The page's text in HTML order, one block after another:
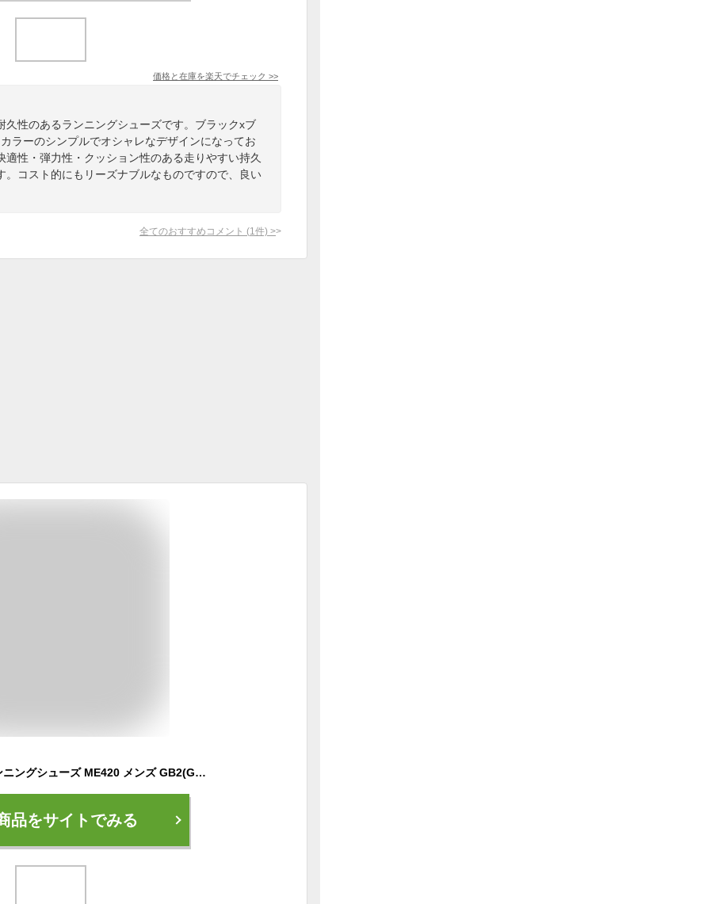
価格と在庫を楽天でチェック >>
久性のあるランニングシューズです。ブラックxブ
ラーのシンプルでオシャレなデザインになってお
性・弾力性・クッション性のある走りやすい持久
。コスト的にもリーズナブルなものですので、良い
全てのおすすめコメント (1 件) >
[ニューバランス] ランニングシューズ ME420 メンズ GB2(GRAY/BLACK) 27.0 cm 4E
品をサイトでみる